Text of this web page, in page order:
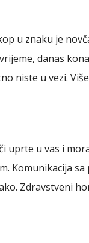
u znaku je
danas
niste u vezi.
uprte u vas i
Komunikacija
Zdravstveni